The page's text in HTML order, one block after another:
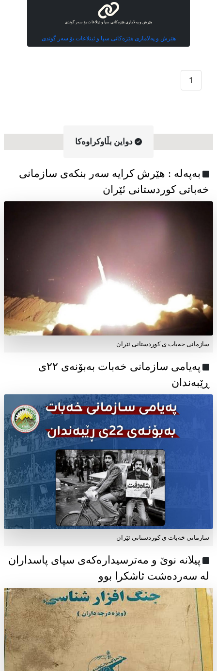
هێرش و پەلاماری هێزەکانی سپا و ئیتلاعات بۆ سەر گوندی
هێرش و پەلاماری هێزەکانی سپا و ئیتلاعات بۆ سەر گوندی
1
دواین بڵاوکراوه‌کا
به‌په‌له‌ : هێرش کرایە سەر بنکەی سازمانی
خەباتی کوردستانی ئێران
سازمانی خەبات ی کوردستانی ئێران
پەیامی سازمانی خەبات بەبۆنەی ۲۲ی
ڕێبەندان
سازمانی خەبات ی كوردستانی ئێران
پیلانە نوێ و مەترسیدارەکەی سپای پاسداران
لە سەردەشت ئاشکرا بوو